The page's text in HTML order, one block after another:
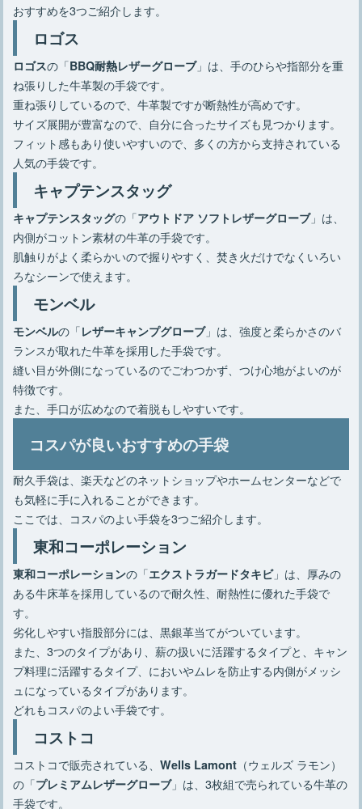
おすすめを3つご紹介します。
ロゴス
ロゴスの「BBQ耐熱レザーグローブ」は、手のひらや指部分を重
ね張りした牛革製の手袋です。
重ね張りしているので、牛革製ですが断熱性が高めです。
サイズ展開が豊富なので、自分に合ったサイズも見つかります。
フィット感もあり使いやすいので、多くの方から支持されている
人気の手袋です。
キャプテンスタッグ
キャプテンスタッグの「アウトドア ソフトレザーグローブ」は、
内側がコットン素材の牛革の手袋です。
肌触りがよく柔らかいので握りやすく、焚き火だけでなくいろい
ろなシーンで使えます。
モンベル
モンベルの「レザーキャンプグローブ」は、強度と柔らかさのバ
ランスが取れた牛革を採用した手袋です。
縫い目が外側になっているのでごわつかず、つけ心地がよいのが
特徴です。
また、手口が広めなので着脱もしやすいです。
コスパが良いおすすめの手袋
耐久手袋は、楽天などのネットショップやホームセンターなどで
も気軽に手に入れることができます。
ここでは、コスパのよい手袋を3つご紹介します。
東和コーポレーション
東和コーポレーションの「エクストラガードタキビ」は、厚みの
ある牛床革を採用しているので耐久性、耐熱性に優れた手袋で
す。
劣化しやすい指股部分には、黒銀革当てがついています。
また、3つのタイプがあり、薪の扱いに活躍するタイプと、キャン
プ料理に活躍するタイプ、においやムレを防止する内側がメッシ
ュになっているタイプがあります。
どれもコスパのよい手袋です。
コストコ
コストコで販売されている、Wells Lamont （ウェルズ ラモン）
の「プレミアムレザーグローブ」は、3枚組で売られている牛革の
手袋です。